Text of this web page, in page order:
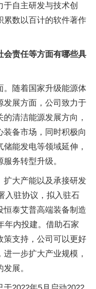
自主研发与技术创
累数以百计的软件著作
会责任等方面有哪些具
。随着国家升级能源体
发展方面，公司致力于
清洁能源发展方向，
装备市场，同时积极向
能发电等领域延伸，
务转型升级。
扩大产能以及承接研发
入驻协议，拟入驻石
恒泰艾普高端装备制造
年内投建。借助石家
策支持，公司可以更好
一步扩大产业规模，
展。